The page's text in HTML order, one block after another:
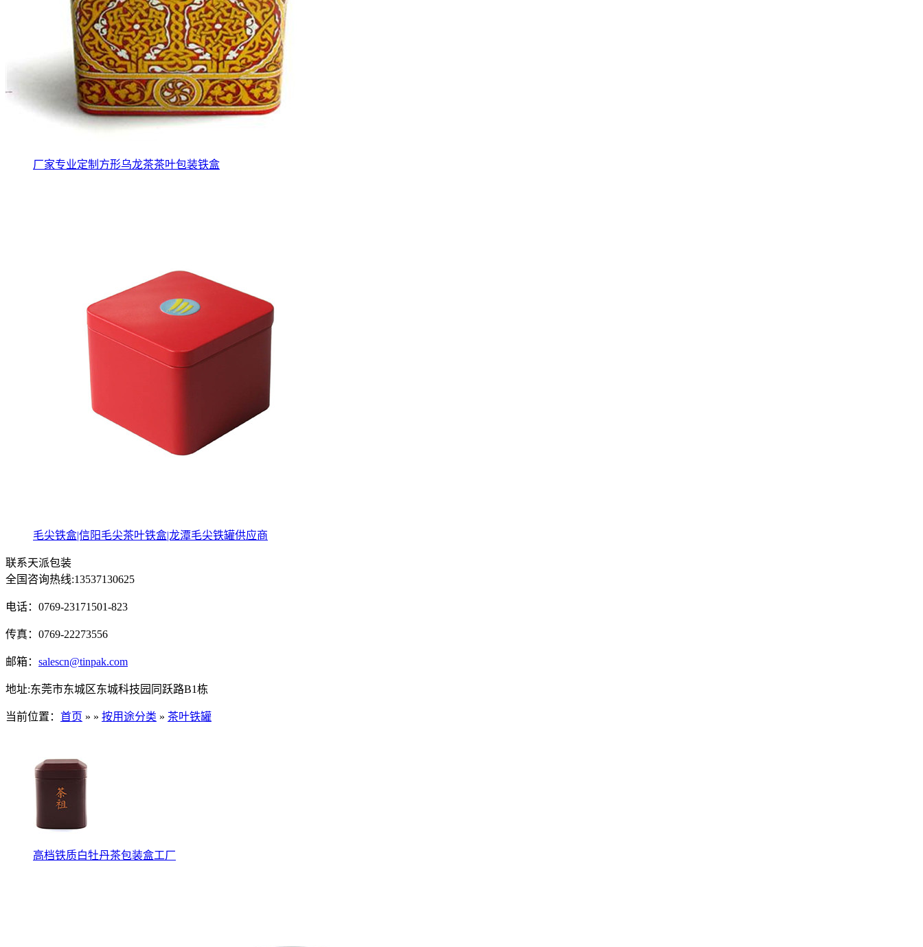
厂家专业定制方形乌龙茶茶叶包装铁盒
毛尖铁盒|信阳毛尖茶叶铁盒|龙潭毛尖铁罐供应商
联系天派包装
全国咨询热线:13537130625
电话：0769-23171501-823
传真：0769-22273556
邮箱： salescn@tinpak.com
地址:东莞市东城区东城科技园同跃路B1栋
当前位置： 首页 » » 按用途分类 » 茶叶铁罐
高档铁质白牡丹茶包装盒工厂